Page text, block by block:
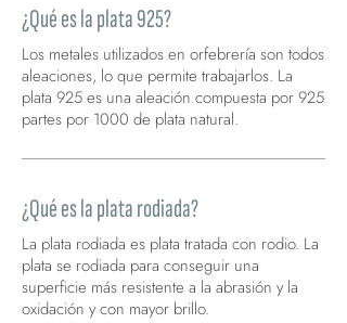
¿Qué es la plata 925?
Los metales utilizados en orfebrería son todos
aleaciones, lo que permite trabajarlos. La
plata 925 es una aleación compuesta por 925
partes por 1000 de plata natural.
¿Qué es la plata rodiada?
La plata rodiada es plata tratada con rodio. La
plata se rodiada para conseguir una
superficie más resistente a la abrasión y la
oxidación y con mayor brillo.